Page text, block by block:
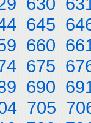
645
660
675
690
705